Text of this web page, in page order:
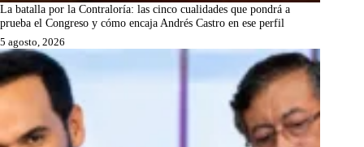
La batalla por la Contraloría: las cinco cualidades que pondrá a
prueba el Congreso y cómo encaja Andrés Castro en ese perfil
5 agosto, 2026